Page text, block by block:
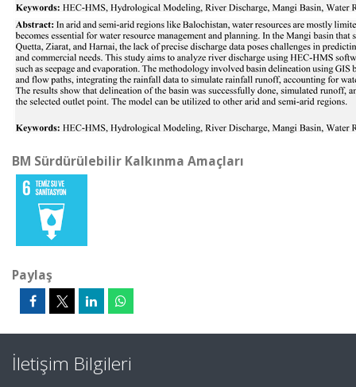
BM Sürdürülebilir Kalkınma Amaçları
Paylaş
İletişim Bilgileri